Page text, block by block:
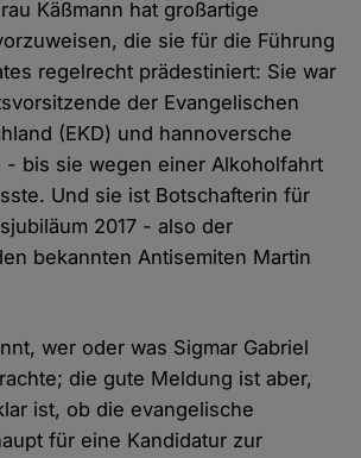
Käßmann hat großartige
die sie für die Führung
regelrecht prädestiniert: Sie war
der Evangelischen
(EKD) und hannoversche
- bis sie wegen einer Alkoholfahrt
Und sie ist Botschafterin für
2017 - also der
bekannten Antisemiten Martin
wer oder was Sigmar Gabriel
die gute Meldung ist aber,
ist, ob die evangelische
für eine Kandidatur zur